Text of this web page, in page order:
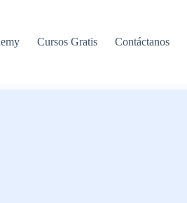
Cursos Gratis Contáctanos